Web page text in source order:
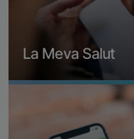
La Meva Salut